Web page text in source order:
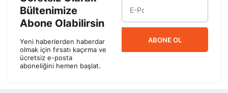
Bültenimize
Abone Olabilirsin
Yeni haberlerden haberdar
olmak için fırsatı kaçırma ve
ücretsiz e-posta
aboneliğini hemen başlat.
ABONE OL